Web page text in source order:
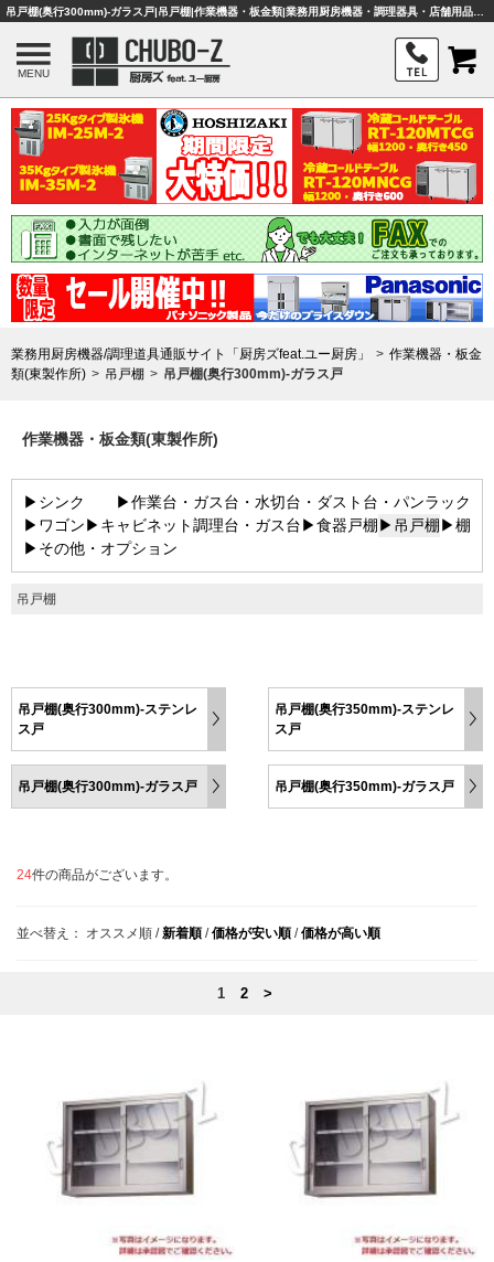
MENU
業務用厨房機器/調理道具通販サイト「厨房ズfeat.ユー厨房」
作業機器・板金
類(東製作所)
吊戸棚 吊戸棚(奥行300mm)-ガラス戸
作業機器・板金類(東製作所)
▶シンク
▶作業台・ガス台・水切台・ダスト台・パンラック
▶ワゴン▶キャビネット調理台・ガス台▶食器戸棚▶吊戸棚▶棚
▶その他・オプション
吊戸棚
吊戸棚(奥行300mm)-ステンレ
ス戸
吊戸棚(奥行350mm)-ステンレ
ス戸
吊戸棚(奥行300mm)-ガラス戸 吊戸棚(奥行350mm)-ガラス戸
24件の商品がございます。
並べ替え： オススメ順 /新着順 /価格が安い順 /価格が高い順
1 2 >